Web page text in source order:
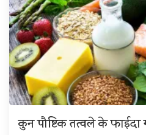
कुन पौष्टिक तत्वले के फाईदा